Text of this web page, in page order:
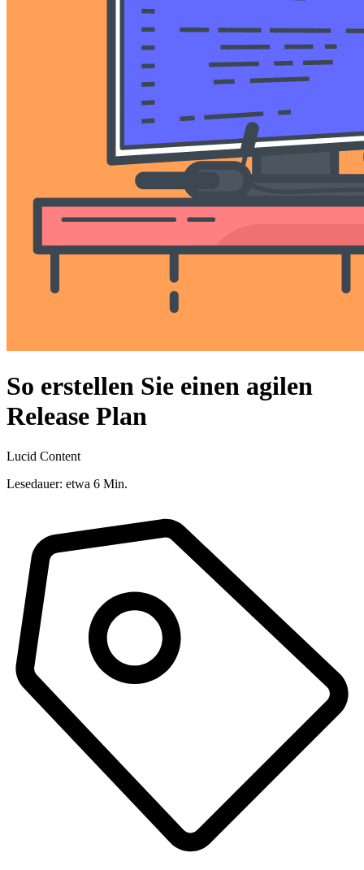
So erstellen Sie einen agilen
Release Plan
Lucid Content
Lesedauer: etwa 6 Min.